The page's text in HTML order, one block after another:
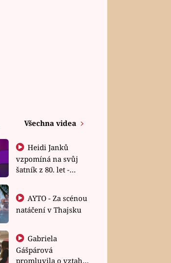
Všechna videa
Heidi Janků
vzpomíná na svůj
šatník z 80. let -
natáčení v Thajsku
Gabriela
Gášpárová
promluvila o vztahu